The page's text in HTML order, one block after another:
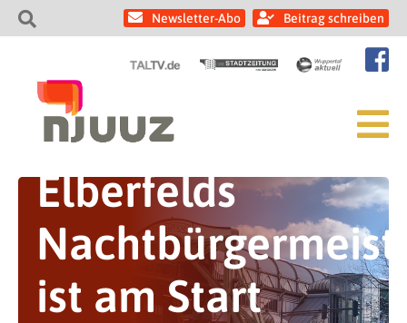
Newsletter-Abo Beitrag schreiben
Elberfelds
ist am Start